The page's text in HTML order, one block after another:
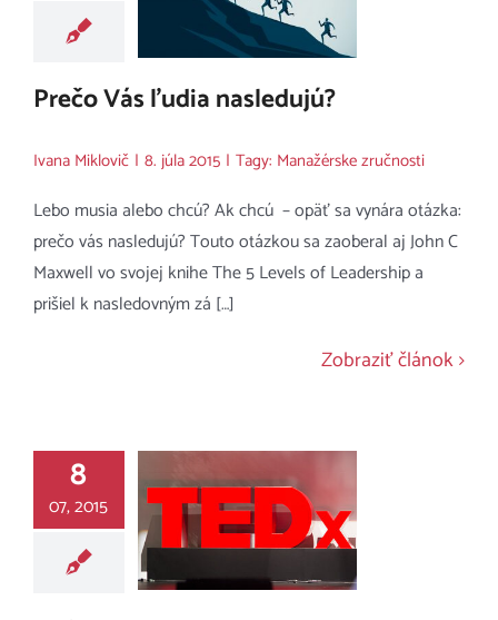
Prečo Vás ľudia nasledujú?
Ivana Miklovič | 8. júla 2015 | Tagy: Manažérske zručnosti
Lebo musia alebo chcú? Ak chcú – opäť sa vynára otázka:
prečo vás nasledujú? Touto otázkou sa zaoberal aj John C
Maxwell vo svojej knihe The 5 Levels of Leadership a
prišiel k nasledovným zá […]
Zobraziť článok
8
07, 2015